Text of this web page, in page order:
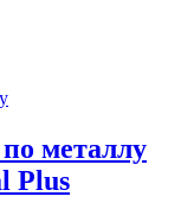
металлу
Plus